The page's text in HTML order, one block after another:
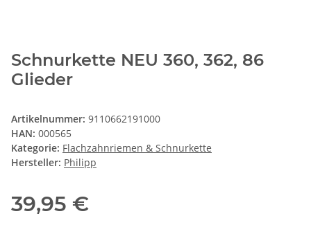
Schnurkette NEU 360, 362, 86
Glieder
Artikelnummer: 9110662191000
HAN: 000565
Kategorie: Flachzahnriemen & Schnurkette
Hersteller: Philipp
39,95 €